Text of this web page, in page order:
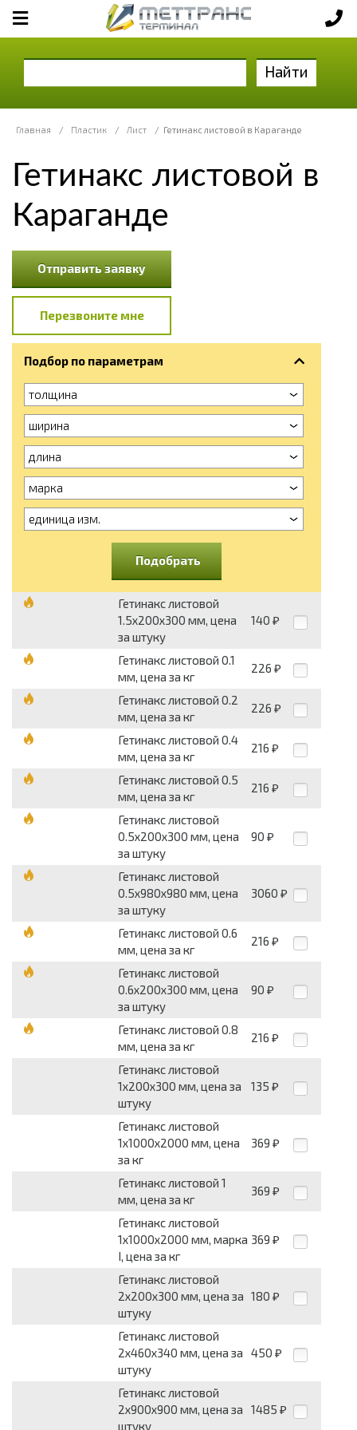
Найти
Главная / Пластик / Лист / Гетинакс листовой в Караганде
Гетинакс листовой в
Караганде
Отправить заявку
Перезвоните мне
Подбор по параметрам
толщина
ширина
длина
марка
единица изм.
Подобрать
Гетинакс листовой
1.5х200х300 мм, цена
за штуку
140 ₽
Гетинакс листовой 0.1
мм, цена за кг
226 ₽
Гетинакс листовой 0.2
мм, цена за кг
226 ₽
Гетинакс листовой 0.4
мм, цена за кг
216 ₽
Гетинакс листовой 0.5
мм, цена за кг
216 ₽
Гетинакс листовой
0.5х200х300 мм, цена
за штуку
90 ₽
Гетинакс листовой
0.5х980х980 мм, цена
за штуку
3060 ₽
Гетинакс листовой 0.6
мм, цена за кг
216 ₽
Гетинакс листовой
0.6х200х300 мм, цена
за штуку
90 ₽
Гетинакс листовой 0.8
мм, цена за кг
216 ₽
Гетинакс листовой
1х200х300 мм, цена за
штуку
135 ₽
Гетинакс листовой
1х1000х2000 мм, цена
за кг
369 ₽
Гетинакс листовой 1
мм, цена за кг
369 ₽
Гетинакс листовой
1х1000х2000 мм, марка
I, цена за кг
369 ₽
Гетинакс листовой
2х200х300 мм, цена за
штуку
180 ₽
Гетинакс листовой
2х460х340 мм, цена за
штуку
450 ₽
Гетинакс листовой
2х900х900 мм, цена за
штуку
1485 ₽